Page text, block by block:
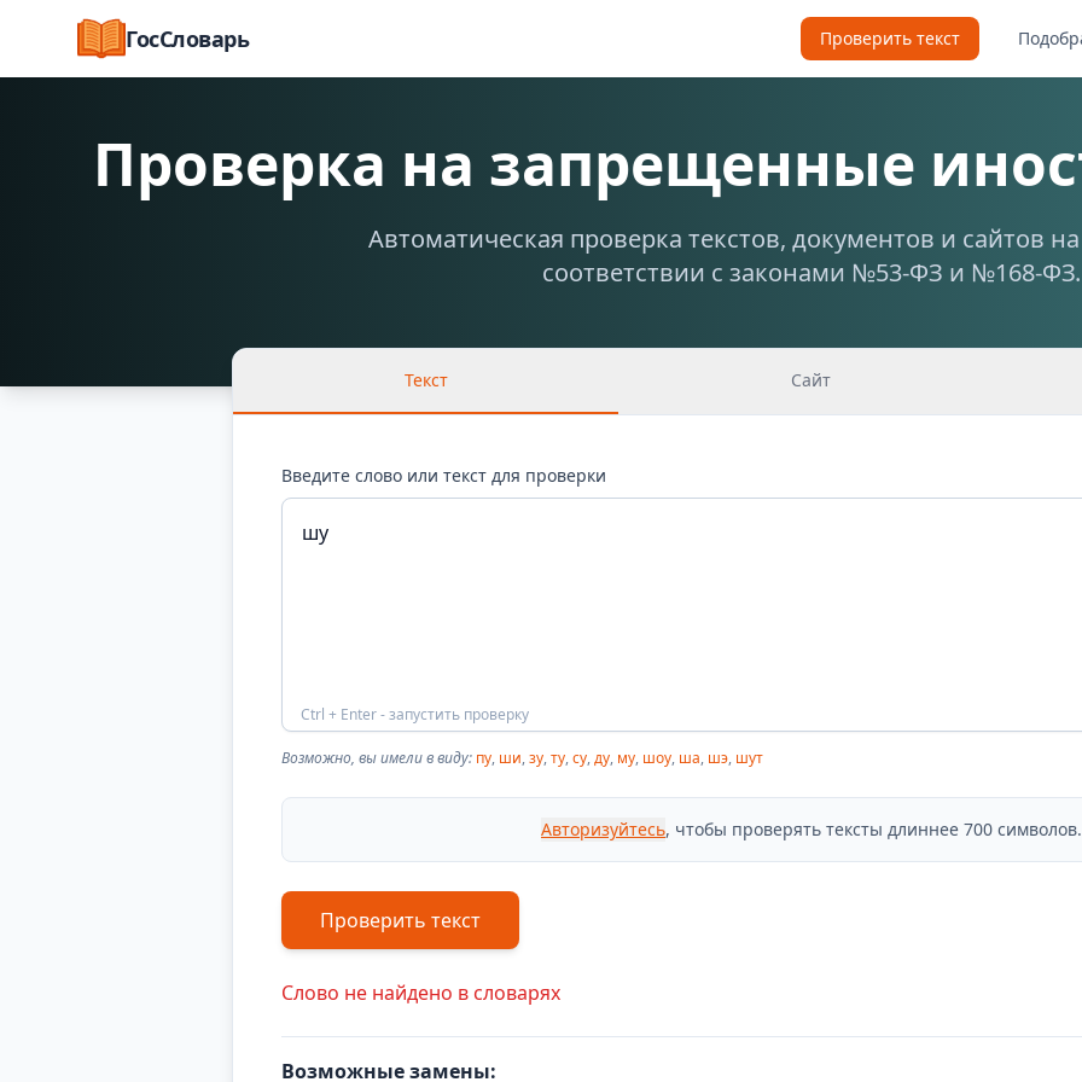
ГосСловарь Проверить текст
Проверка на запрещенные
Автоматическая проверка текстов, документов и сайтов
соответствии с законами №53-ФЗ и №168-ФЗ.
Текст Сайт
Введите слово или текст для проверки
Ctrl + Enter - запустить проверку
Возможно, вы имели в виду: пу, ши,зу,ту,су,ду, му, шоу, ша, шэ, шут
Авторизуйтесь, чтобы проверять тексты длиннее 700 символов.
Проверить текст
Слово не найдено в словарях
Возможные замены: